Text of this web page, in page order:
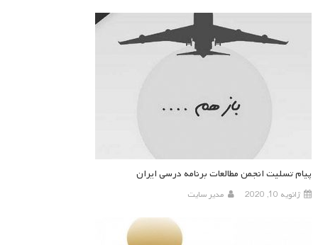
پیام تسلیت انجمن مطالعات برنامه درسی ایران
ژانویه 10, 2020 مدیر سایت